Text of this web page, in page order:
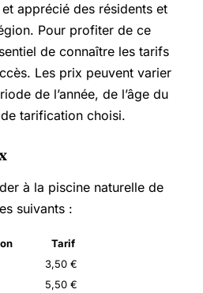
apprécié des résidents et
Pour profiter de ce
de connaître les tarifs
Les prix peuvent varier
de l’année, de l’âge du
tarification choisi.
à la piscine naturelle de
suivants :
Tarif
3,50 €
5,50 €